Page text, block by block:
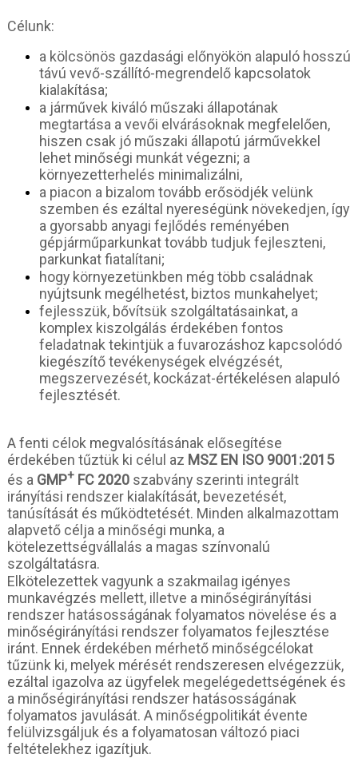
Célunk:
a kölcsönös gazdasági előnyökön alapuló hosszú
távú vevő-szállító-megrendelő kapcsolatok
kialakítása;
a járművek kiváló műszaki állapotának
megtartása a vevői elvárásoknak megfelelően,
hiszen csak jó műszaki állapotú járművekkel
lehet minőségi munkát végezni; a
környezetterhelés minimalizálni,
a piacon a bizalom tovább erősödjék velünk
szemben és ezáltal nyereségünk növekedjen, így
a gyorsabb anyagi fejlődés reményében
gépjárműparkunkat tovább tudjuk fejleszteni,
parkunkat fiatalítani;
hogy környezetünkben még több családnak
nyújtsunk megélhetést, biztos munkahelyet;
fejlesszük, bővítsük szolgáltatásainkat, a
komplex kiszolgálás érdekében fontos
feladatnak tekintjük a fuvarozáshoz kapcsolódó
kiegészítő tevékenységek elvégzését,
megszervezését, kockázat-értékelésen alapuló
fejlesztését.
A fenti célok megvalósításának elősegítése
érdekében tűztük ki célul az MSZ EN ISO 9001:2015
és a GMP+ FC 2020szabvány szerinti integrált
irányítási rendszer kialakítását, bevezetését,
tanúsítását és működtetését. Minden alkalmazottam
alapvető célja a minőségi munka, a
kötelezettségvállalás a magas színvonalú
szolgáltatásra.
Elkötelezettek vagyunk a szakmailag igényes
munkavégzés mellett, illetve a minőségirányítási
rendszer hatásosságának folyamatos növelése és a
minőségirányítási rendszer folyamatos fejlesztése
iránt. Ennek érdekében mérhető minőségcélokat
tűzünk ki, melyek mérését rendszeresen elvégezzük,
ezáltal igazolva az ügyfelek megelégedettségének és
a minőségirányítási rendszer hatásosságának
folyamatos javulását. A minőségpolitikát évente
felülvizsgáljuk és a folyamatosan változó piaci
feltételekhez igazítjuk.